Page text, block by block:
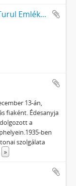
Tatabányai (Bánhidai) Turul Emlékmű Alapítvány
13-án,
fiaként. Édesanyja
a
ben
szolgálata
»